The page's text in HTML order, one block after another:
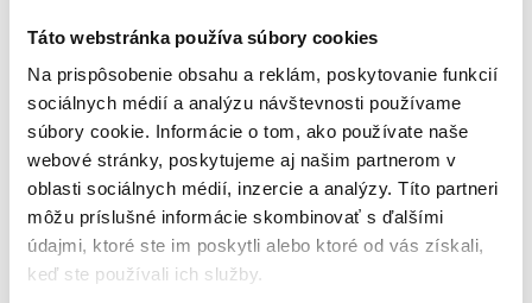
Táto webstránka používa súbory cookies
Na prispôsobenie obsahu a reklám, poskytovanie funkcií
sociálnych médií a analýzu návštevnosti používame
súbory cookie. Informácie o tom, ako používate naše
webové stránky, poskytujeme aj našim partnerom v
oblasti sociálnych médií, inzercie a analýzy. Títo partneri
môžu príslušné informácie skombinovať s ďalšími
údajmi, ktoré ste im poskytli alebo ktoré od vás získali,
keď ste používali ich služby.